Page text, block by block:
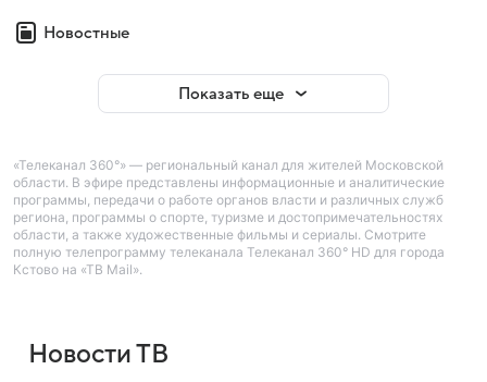
Новостные
Показать еще
«Телеканал 360°» — региональный канал для жителей Московской
области. В эфире представлены информационные и аналитические
программы, передачи о работе органов власти и различных служб
региона, программы о спорте, туризме и достопримечательностях
области, а также художественные фильмы и сериалы. Смотрите
полную телепрограмму телеканала Телеканал 360° HD для города
Кстово на «ТВ Mail».
Новости ТВ